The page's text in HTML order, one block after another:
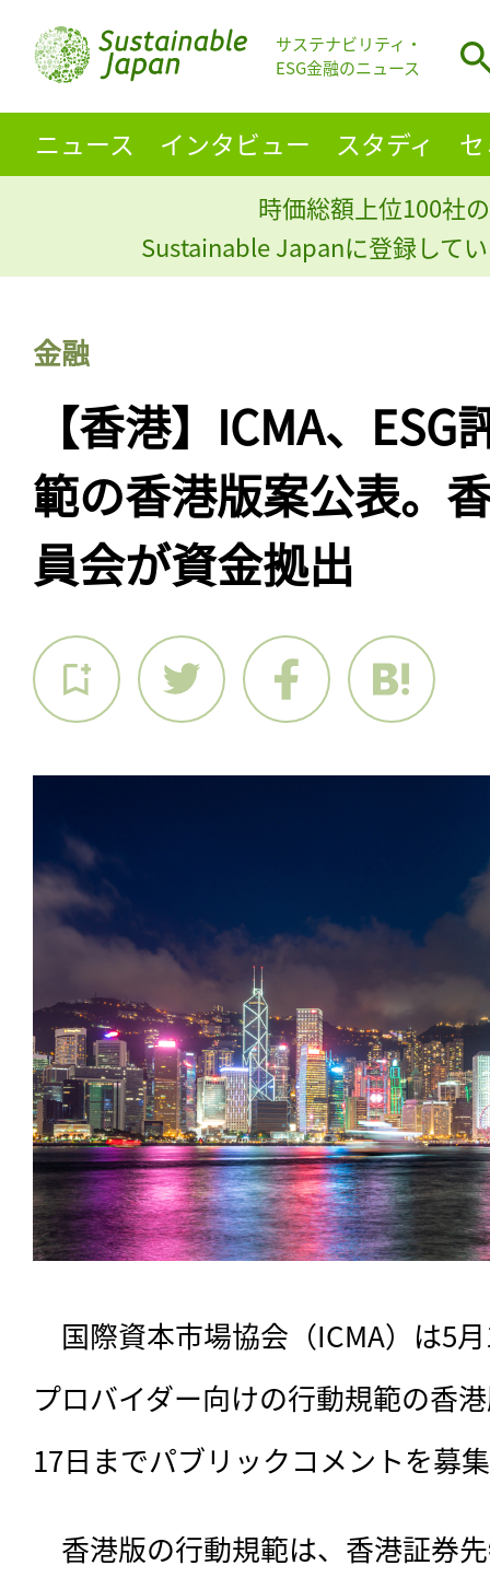
サステナビリティ・
ESG金融のニュース
ニュース インタビュー スタディ
時価総額上位100社
Sustainable Japanに登録して
金融
【香港】ICMA、
範の香港版案公表。
員会が資金拠出
国際資本市場協会（ICMA）は5
プロバイダー向けの行動規範の香
17日までパブリックコメントを募
香港版の行動規範は、香港証券